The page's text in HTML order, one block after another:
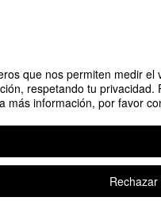
que nos permiten medir
respetando tu
más información, por favor